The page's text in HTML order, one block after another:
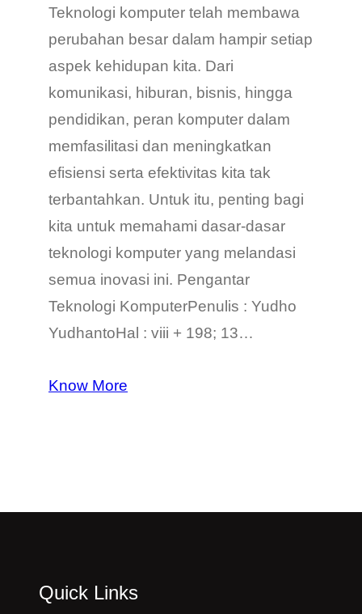
Teknologi komputer telah membawa
perubahan besar dalam hampir setiap
aspek kehidupan kita. Dari
komunikasi, hiburan, bisnis, hingga
pendidikan, peran komputer dalam
memfasilitasi dan meningkatkan
efisiensi serta efektivitas kita tak
terbantahkan. Untuk itu, penting bagi
kita untuk memahami dasar-dasar
teknologi komputer yang melandasi
semua inovasi ini. Pengantar
Teknologi KomputerPenulis : Yudho
YudhantoHal : viii + 198; 13…
Know More
Quick Links